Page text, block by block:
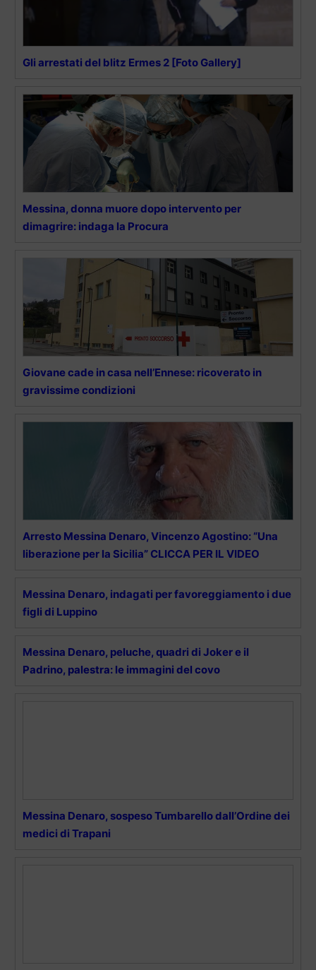
Gli arrestati del blitz Ermes 2 [Foto Gallery]
Messina, donna muore dopo intervento per
dimagrire: indaga la Procura
Giovane cade in casa nell’Ennese: ricoverato in
gravissime condizioni
Arresto Messina Denaro, Vincenzo Agostino: “Una
liberazione per la Sicilia” CLICCA PER IL VIDEO
Messina Denaro, indagati per favoreggiamento i due
figli di Luppino
Messina Denaro, peluche, quadri di Joker e il
Padrino, palestra: le immagini del covo
Messina Denaro, sospeso Tumbarello dall’Ordine dei
medici di Trapani